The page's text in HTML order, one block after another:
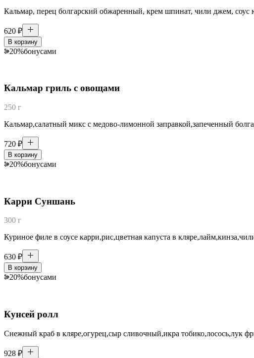
Кальмар, перец болгарский обжаренный, крем шпинат, чили джем, соус
620 ₽
В корзину
20%бонусами
Кальмар гриль с овощами
250 г
Кальмар,салатный микс с медово-лимонной заправкой,запеченный
720 ₽
В корзину
20%бонусами
Карри Суншань
300 г
Куриное филе в соусе карри,рис,цветная капуста в
630 ₽
В корзину
20%бонусами
Кунсей ролл
Снежный краб в кляре,огурец,сыр сливочный,икра тобико,лосось,лук
928 ₽